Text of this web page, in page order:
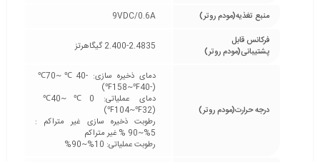
منبع تغذیه(مودم روتر)
9VDC/0.6A
فرکانس قابل
پشتیبانی(مودم روتر)
2.400-2.4835 گیگاهرتز
درجه حرارت(مودم روتر)
دمای ذخیره سازی: -40℃~70℃
(-40℉~158℉)
دمای عملیاتی: 0℃~40℃
(32℉~104℉)
رطوبت ذخیره سازی غیر متراکم :
5%~90 % غیر متراکم
رطوبت عملیاتی: 10%~90%